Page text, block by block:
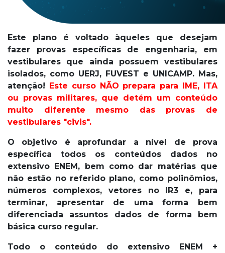
Este plano é voltado àqueles que desejam
fazer provas específicas de engenharia, em
vestibulares que ainda possuem vestibulares
isolados, como UERJ, FUVEST e UNICAMP. Mas,
atenção!
Este curso NÃO prepara para IME, ITA
ou provas militares, que detém um conteúdo
muito diferente mesmo das provas de
vestibulares "civis".
O objetivo é aprofundar a nível de prova
específica todos os conteúdos dados no
extensivo ENEM, bem como dar matérias que
não estão no referido plano, como polinômios,
números complexos, vetores no IR3 e, para
terminar, apresentar de uma forma bem
diferenciada assuntos dados de forma bem
básica curso regular.
Todo o conteúdo do extensivo ENEM +